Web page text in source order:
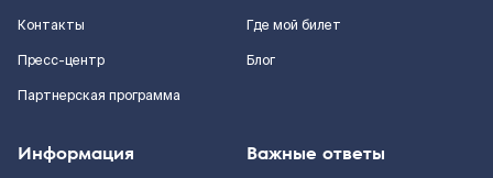
Контакты
Пресс-центр
Партнерская программа
Где мой билет
Блог
Информация Важные ответы